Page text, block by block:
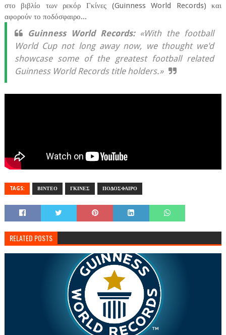
στο βιβλίο των ρεκόρ Γκίνες (Guinness World Records) και
αφορούν το ποδόσφαιρο...
Guinness World Records:«With the football
World Cup not long away now, we thought we'd
showcase some of the greatest football related
Guinness World Records title holders.»
TAGS: ΒΙΝΤΕΟ ΓΚΙΝΕΣ ΠΟΔΟΣΦΑΙΡΟ
RELATED POSTS